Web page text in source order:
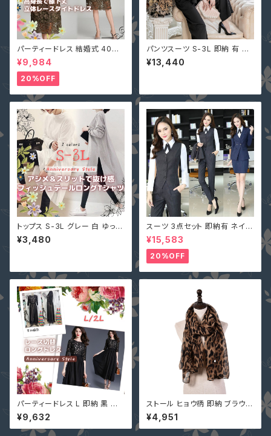
パーティードレス 結婚式 40代
大きいサイズ オリーブ L(S寄り
M) 5L 即納 2L 3L 4L 6L MD
-1164467 袖あり 七分袖 花柄
刺繍 総レース ワンピース タイ
ト Aライン 春
¥9,984
20%OFF
パンツスーツ S-3L 即納 有 黒
ネイビー ブラウン ガウチョ パン
ツドレス 七分袖 ケープ マント
¥13,440
トップス S-3L グレー 白 ゆった
り 大きいサイズ チュニック ワン
ピース 即納 9001047 ロンT
¥3,480
スーツ 3点セット 即納有 ネイビ
ー グレー S M L 2L 3L 4L 大
きいサイズ パンツ or スカート＋
ジャケット＋ベスト ストライプ X
Z-X10083
¥15,583
20%OFF
パーティードレス L 即納 黒 五
分袖 大人可愛い 総レース MD-
S673016 ワンピース マキシ丈
ロングドレス 結婚式
¥9,632
ストール ヒョウ柄 即納 ブラウン
黒 ベージュ 豹柄 ポリエステル
レオパード 大判 ショール マフラ
ー スカーフ 924250p
¥4,951